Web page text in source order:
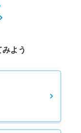
よう